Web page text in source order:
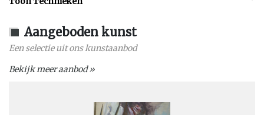
Aangeboden kunst
Een selectie uit ons kunstaanbod
Bekijk meer aanbod »